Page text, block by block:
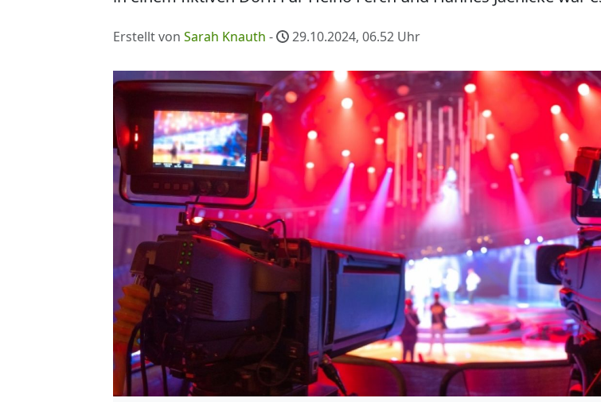
Erstellt von Sarah Knauth - 29.10.2024, 06.52 Uhr